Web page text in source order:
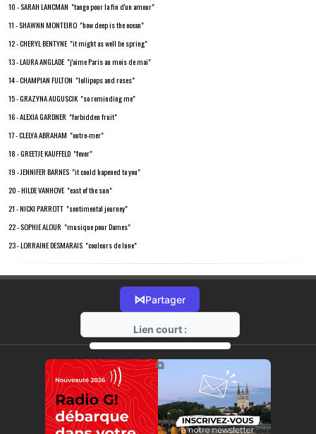
10 - SARAH LANCMAN "tango pour la fin d'un amour"
11 - SHAWNN MONTEIRO "how deep is the ocean"
12 - CHERYL BENTYNE "it might as well be spring"
13 - LAURA ANGLADE "j'aime Paris au mois de mai"
14 - CHAMPIAN FULTON "lollipops and roses"
15 - GRAZYNA AUGUSCIK "so reminding me"
16 - ALEXIA GARDNER "forbidden fruit"
17 - CLELYA ABRAHAM "outre-mer"
18 - GREETJE KAUFFELD "fever"
19 - JENNIFER BARNES "it could hapened to you"
20 - HILDE VANHOVE "east of the sun"
21 - NICKI PARROTT "sentimental journey"
22 - SOPHIE ALOUR "musique pour Dames"
23 - LORRAINE DESMARAIS "couleurs de lune"
⋈Partager
Lien court :
https://radio-g.fr?18354
⧉